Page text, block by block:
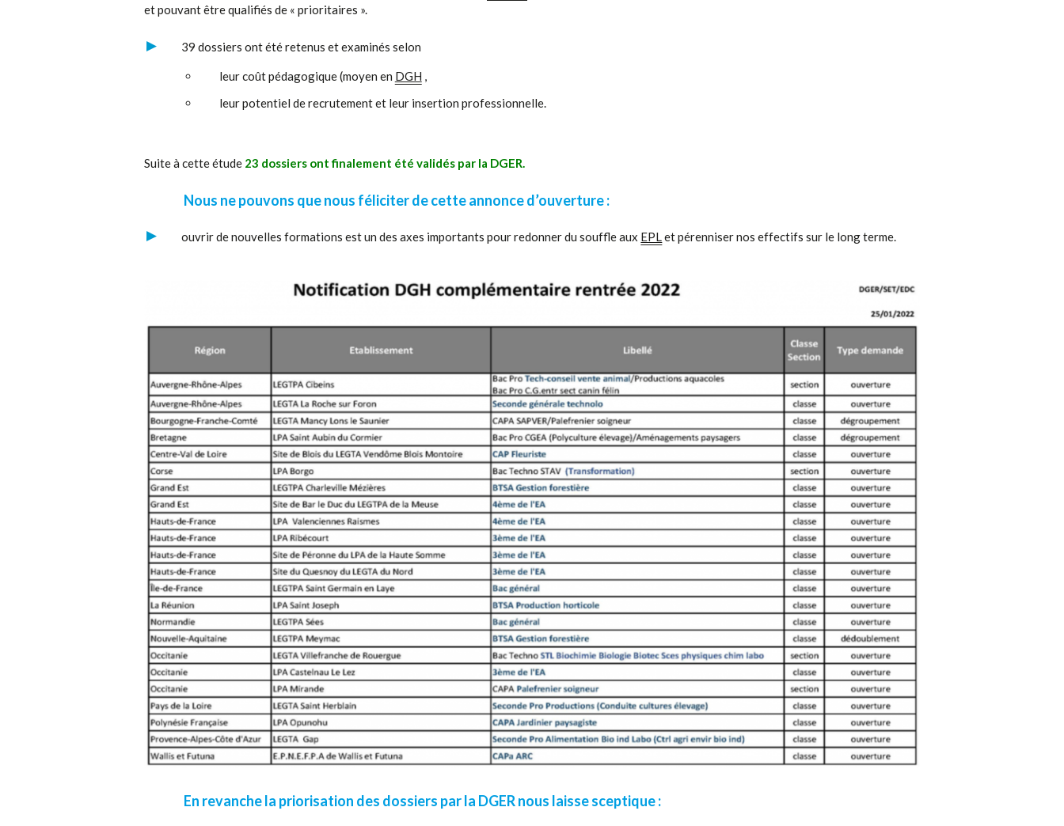
et pouvant être qualifiés de « prioritaires ».
39 dossiers ont été retenus et examinés selon
leur coût pédagogique (moyen en DGH
leur potentiel de recrutement et leur insertion professionnelle.
Suite à cette étude 23 dossiers ont finalement été validés par la DGER.
Nous ne pouvons que nous féliciter de cette annonce d’ouverture :
ouvrir de nouvelles formations est un des axes importants pour redonner du souffle aux EPLet pérenniser nos effectifs sur le long terme.
En revanche la priorisation des dossiers par la DGER nous laisse sceptique :